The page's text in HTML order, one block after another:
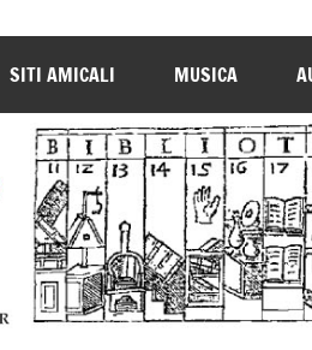
SITI AMICALI MUSICA